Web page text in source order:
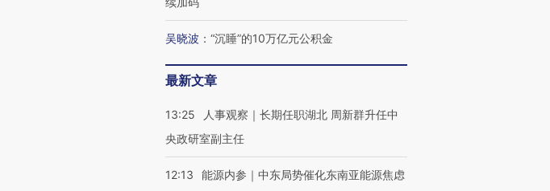
吴晓波 ： “沉睡”的10万亿元公积金
最新文章
13:25
人事观察｜长期任职湖北 周新群升任中
央政研室副主任
12:13
能源内参｜中东局势催化东南亚能源焦虑